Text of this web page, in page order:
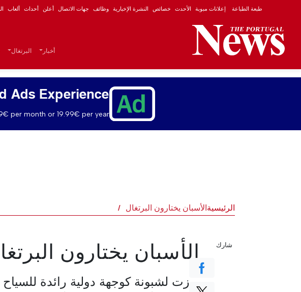
طبعة الطباعة إعلانات مبوبة الأحدث خصائص النشرة الإخبارية وظائف جهات الاتصال أعلن أحداث ألعاب
أخبار البرتغال
Ads Experience
per month or 19.99€ per year.
الرئيسيةالأسبان يختارون البرتغال
الأسبان يختارون
برزت لشبونة كوجهة دولية رائدة
شارك